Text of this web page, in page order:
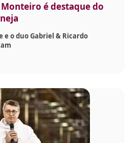
é destaque do
e o duo Gabriel & Ricardo